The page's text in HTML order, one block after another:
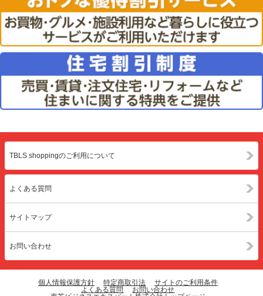
TBLS shoppingのご利用について
よくある質問
サイトマップ
お問い合わせ
個人情報保護方針 特定商取引法
サイトのご利用条件
よくある質問
お問い合わせ